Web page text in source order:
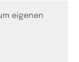
eigenen